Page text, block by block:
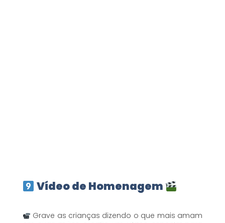
Vídeo de Homenagem
Grave as crianças dizendo o que mais amam